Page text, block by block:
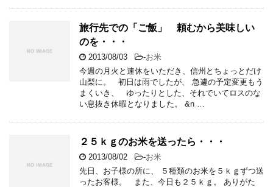
旅行先での「ご飯」 頼むから美味しい
のを・・・
2013/08/03 -お米
今週の月火と連休をいただき、信州とちょっとだけ
山梨に。 初日は雨でしたが、 急遽の予定変更もう
まくいき、 ゆったりとした、それでいてロスのな
い息抜き休暇となりました。 &n …
２５ｋｇのお米を送ったら・・・
2013/08/02 -お米
先日、お子様の所に、 ５種類のお米を５ｋｇずつ送
ったお客様。 また、今日も２５ｋｇ。 ありがた